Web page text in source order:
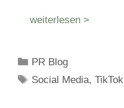
weiterlesen >
Kategorien
PR Blog
Schlagwörter
Social Media,TikTok